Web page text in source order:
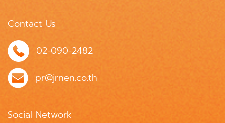
Contact Us
02-090-2482
pr@jrnen.co.th
Social Network